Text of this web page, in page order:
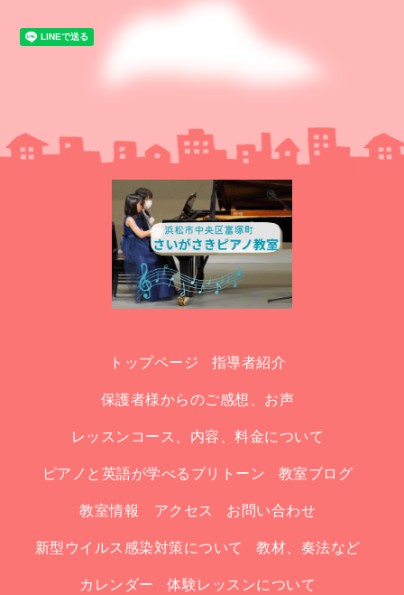
トップページ 指導者紹介
保護者様からのご感想、お声
レッスンコース、内容、料金について
ピアノと英語が学べるプリトーン 教室ブログ
教室情報 アクセス お問い合わせ
新型ウイルス感染対策について 教材、奏法など
カレンダー 体験レッスンについて